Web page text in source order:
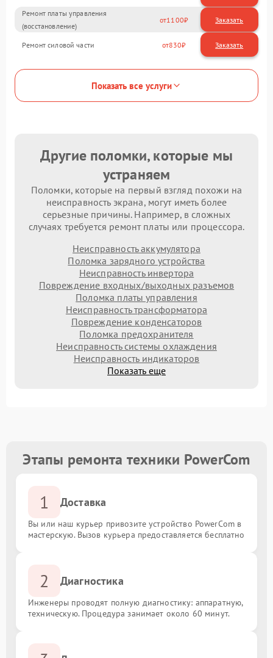
Ремонт платы управления
(восстановление)
1100
Ремонт силовой части 830
Показать все услуги
Другие поломки, которые мы
устраняем
Поломки, которые на первый взгляд похожи на
неисправность экрана, могут иметь более
серьезные причины. Например, в сложных
случаях требуется ремонт платы или процессора.
Неисправность аккумулятора
Поломка зарядного устройства
Неисправность инвертора
Повреждение входных/выходных разъемов
Поломка платы управления
Неисправность трансформатора
Повреждение конденсаторов
Поломка предохранителя
Неисправность системы охлаждения
Неисправность индикаторов
Показать еще
Этапы ремонта техники PowerCom
1 Доставка
Вы или наш курьер привозите устройство PowerCom в
мастерскую. Вызов курьера предоставляется бесплатно
2 Диагностика
Инженеры проводят полную диагностику: аппаратную,
техническую. Процедура занимает около 60 минут.